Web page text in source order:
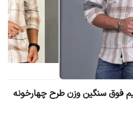
فوق سنگین وزن طرح چهارخونه